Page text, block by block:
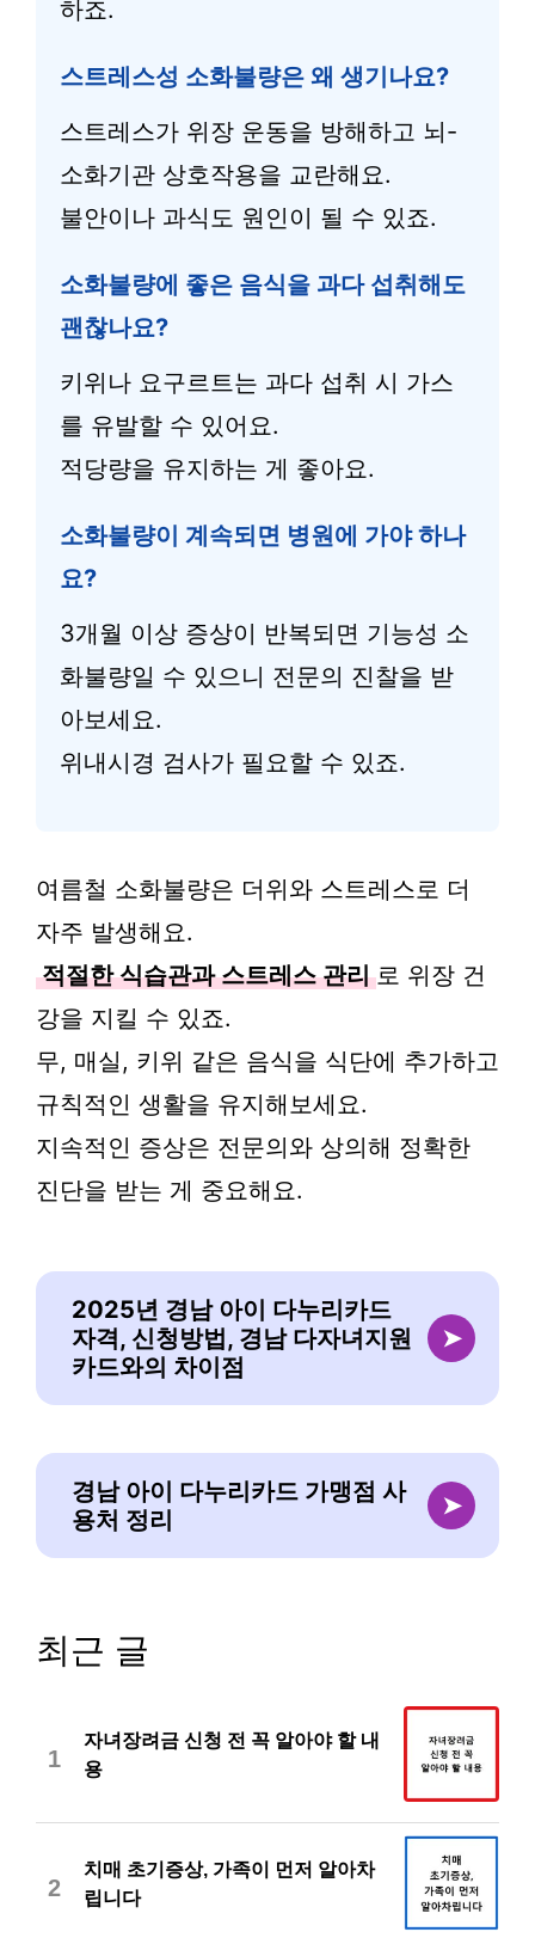
하죠.
스트레스성 소화불량은 왜 생기나요?
스트레스가 위장 운동을 방해하고 뇌-
소화기관 상호작용을 교란해요.
불안이나 과식도 원인이 될 수 있죠.
소화불량에 좋은 음식을 과다 섭취해도
괜찮나요?
키위나 요구르트는 과다 섭취 시 가스
를 유발할 수 있어요.
적당량을 유지하는 게 좋아요.
소화불량이 계속되면 병원에 가야 하나
요?
3개월 이상 증상이 반복되면 기능성 소
화불량일 수 있으니 전문의 진찰을 받
아보세요.
위내시경 검사가 필요할 수 있죠.
여름철 소화불량은 더위와 스트레스로 더
자주 발생해요.
적절한 식습관과 스트레스 관리 로 위장 건
강을 지킬 수 있죠.
무, 매실, 키위 같은 음식을 식단에 추가하고
규칙적인 생활을 유지해보세요.
지속적인 증상은 전문의와 상의해 정확한
진단을 받는 게 중요해요.
2025년 경남 아이 다누리카드
자격, 신청방법, 경남 다자녀지원
카드와의 차이점
➤
경남 아이 다누리카드 가맹점 사
용처 정리
➤
최근 글
1
자녀장려금 신청 전 꼭 알아야 할 내
용
2
치매 초기증상, 가족이 먼저 알아차
립니다